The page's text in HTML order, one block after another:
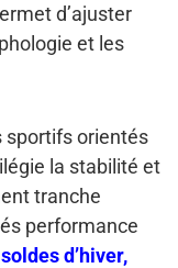
d’ajuster
et les
sportifs orientés
la stabilité et
tranche
performance
d’hiver,